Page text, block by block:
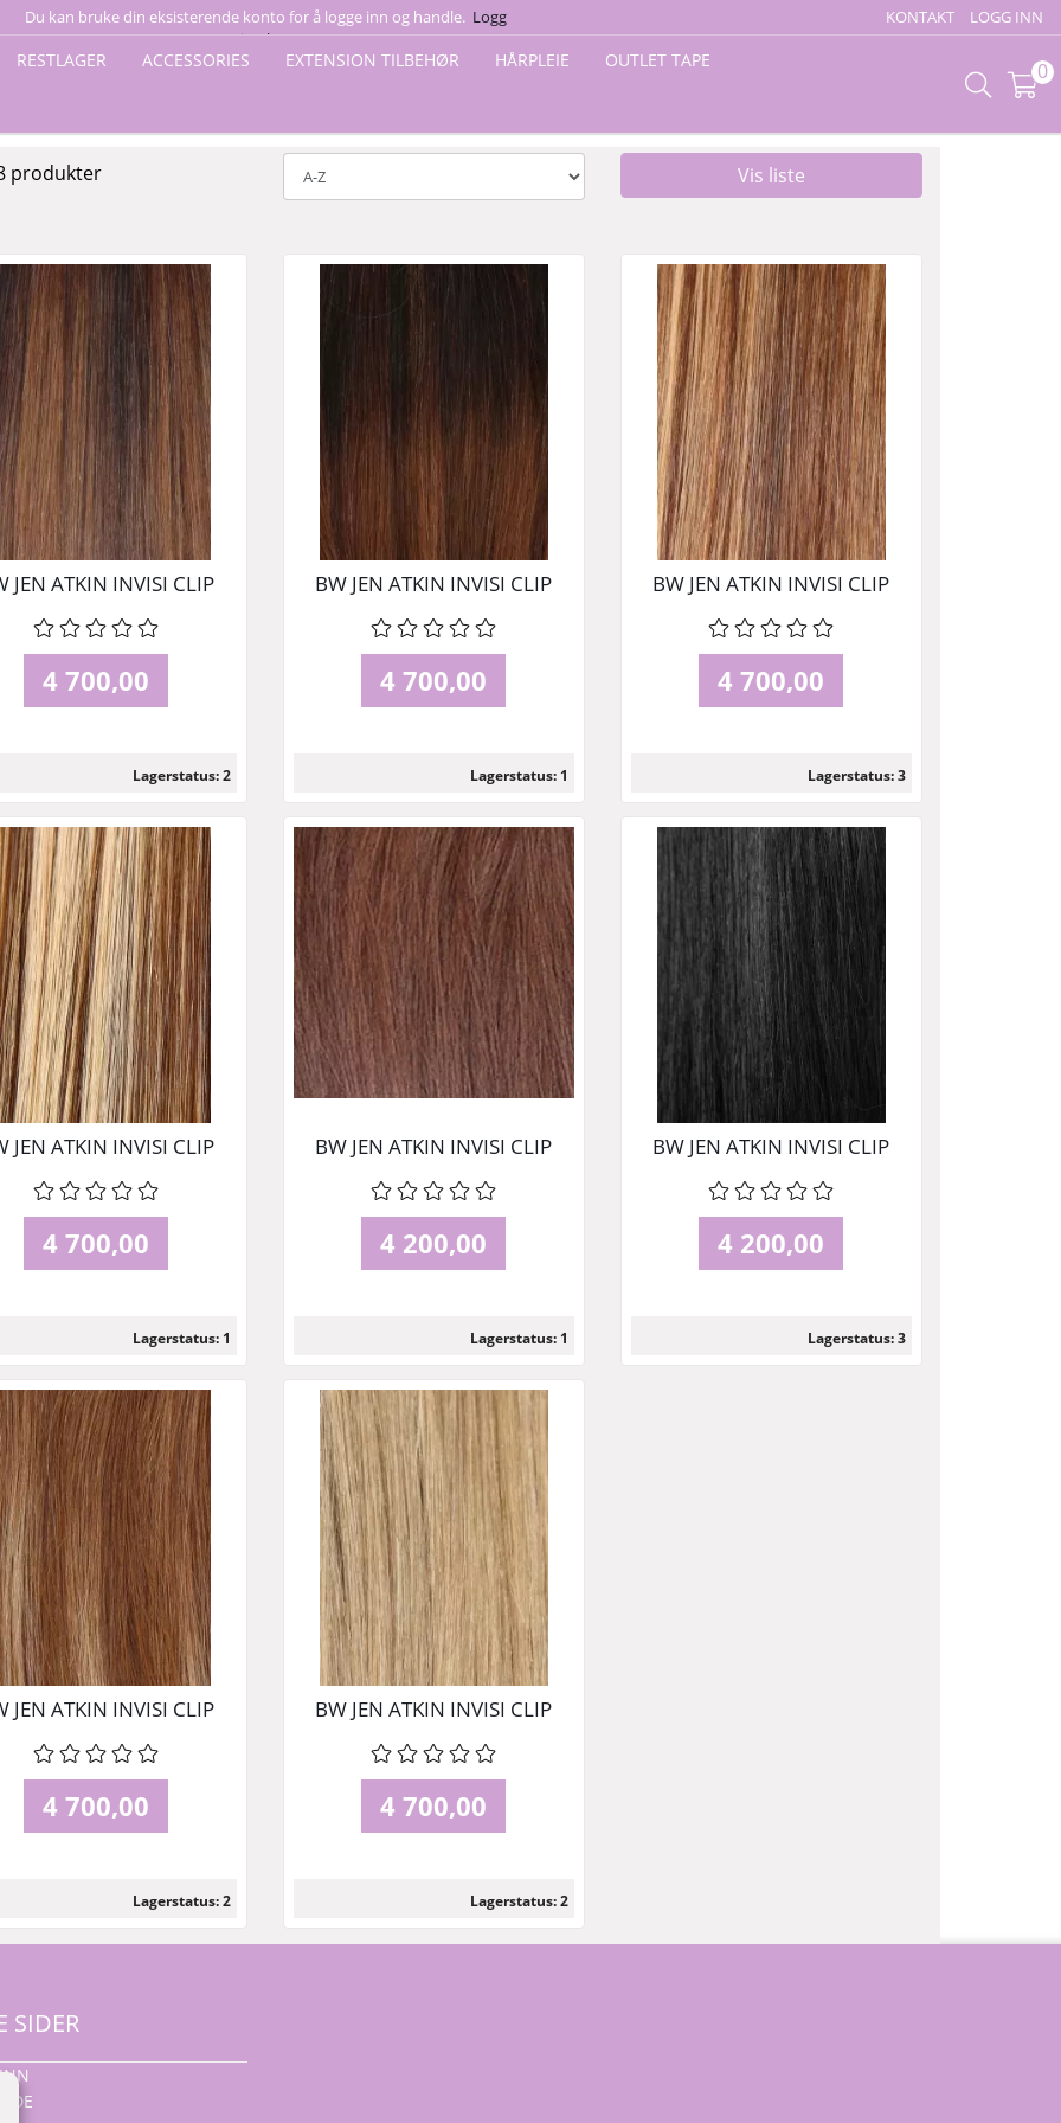
Du kan bruke din eksisterende konto for å logge inn og handle. Logg
inn her
KONTAKT LOGG INN
RESTLAGER ACCESSORIES EXTENSION TILBEHØR HÅRPLEIE OUTLET TAPE 0
produkter Vis liste
JEN ATKIN INVISI CLIP
4 700,00
Lagerstatus: 2
Les mer
BW JEN ATKIN INVISI CLIP
4 700,00
Lagerstatus: 1
Les mer
BW JEN ATKIN INVISI CLIP
4 700,00
Lagerstatus: 3
Les mer
JEN ATKIN INVISI CLIP
4 700,00
Lagerstatus: 1
Les mer
BW JEN ATKIN INVISI CLIP
4 200,00
Lagerstatus: 1
Les mer
BW JEN ATKIN INVISI CLIP
4 200,00
Lagerstatus: 3
JEN ATKIN INVISI CLIP
4 700,00
Lagerstatus: 2
BW JEN ATKIN INVISI CLIP
CM
4 700,00
Lagerstatus: 2
SIDER